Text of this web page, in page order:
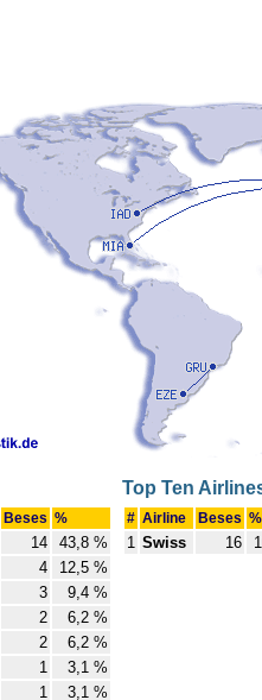
Beses %
14
43,8 %
4
12,5 %
3
9,4 %
2
6,2 %
2
6,2 %
1
3,1 %
1 3,1 %
Top Ten
# Airline Beses %
1 Swiss 16